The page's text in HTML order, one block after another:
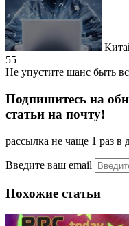
55
Не упустите шанс быть
Подпишитесь на
статьи на почту!
рассылка не чаще 1 раз в
Введите ваш email
Похожие статьи